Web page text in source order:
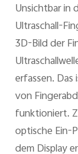
Unsichtbar in
Ultraschall-
3D-Bild der
erfassen.
von
funktioniert.
optische Ein-
dem Display